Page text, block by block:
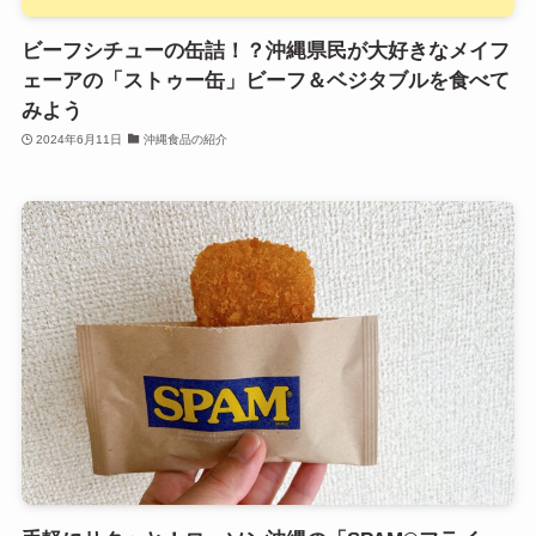
ビーフシチューの缶詰！？沖縄県民が大好きなメイフ
ェーアの「ストゥー缶」ビーフ＆ベジタブルを食べて
みよう
2024年6月11日 沖縄食品の紹介